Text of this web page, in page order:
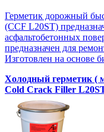
Герметик дорожный
(CCF L20SТ)
асфальтобетонных
предназначен для
Изготовлен на основе
Холодный герметик (
Cold Crack Filler